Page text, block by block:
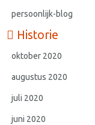
persoonlijk-blog
Historie
oktober 2020
augustus 2020
juli 2020
juni 2020